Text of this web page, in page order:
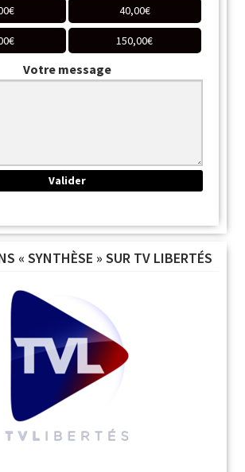
€ 40,00€
€ 150,00€
Votre message
« SYNTHÈSE » SUR TV LIBERTÉS